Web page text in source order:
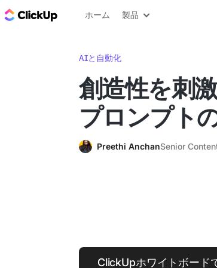
ClickUp ブログ
ホーム 製品
AIと自動化
創造性を刺
プロンプト
Preethi AnchanSenior
ClickUpホワイトボード